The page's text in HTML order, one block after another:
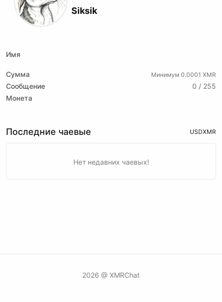
Siksik
Имя
Сумма Минимум 0.0001 XMR
Сообщение
0 / 255
Монета
Последние чаевые USDXMR
Нет недавних чаевых!
2026 @ XMRChat